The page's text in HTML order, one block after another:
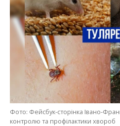
Фото: Фейсбук-сторінка Івано-
контролю та профілактики хвороб